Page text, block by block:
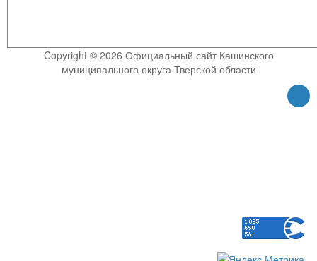
Copyright © 2026 Официальный сайт Кашинского
муниципального округа Тверской области